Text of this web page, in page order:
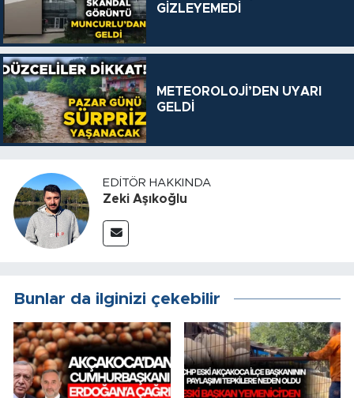
GİZLEYEMEDİ
METEOROLOJİ’DEN UYARI
GELDİ
EDITÖR HAKKINDA
Zeki Aşıkoğlu
Bunlar da ilginizi çekebilir